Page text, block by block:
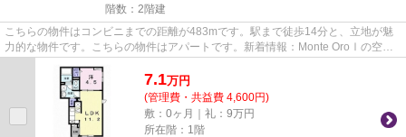
階数：2階建
こちらの物件はコンビニまでの距離が483mです。駅まで徒歩14分と、立地が魅
力的な物件です。こちらの物件はアパートです。新着情報：Monte OroⅠの空室
7.1万円
(管理費・共益費 4,600円)
敷：0ヶ月｜礼：9万円
所在階：1階